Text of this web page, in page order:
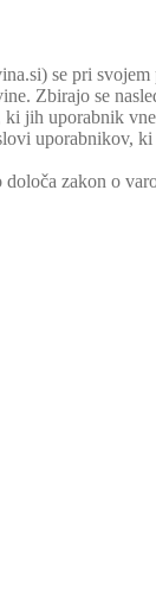
se pri
Zbirajo se
jih uporabnik
uporabnikov,
zakon o